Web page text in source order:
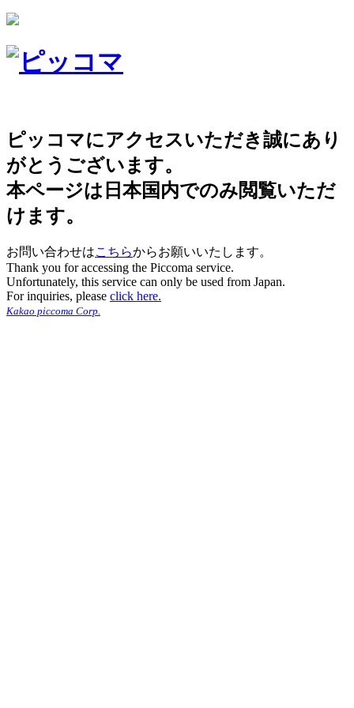
ピッコマにアクセスいただき誠にあり
がとうございます。
本ページは日本国内でのみ閲覧いただ
けます。
お問い合わせはこちらからお願いいたします。
Thank you for accessing the Piccoma service.
Unfortunately, this service can only be used from Japan.
For inquiries, please click here.
Kakao piccoma Corp.